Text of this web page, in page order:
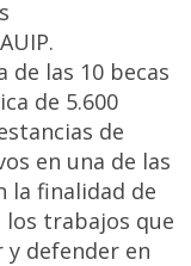
de las 10 becas
de 5.600
de
en una de las
la finalidad de
trabajos que
y defender en